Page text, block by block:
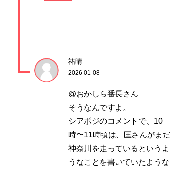
祐晴
2026-01-08
@おかしら番長さん
そうなんですよ。
シアポジのコメントで、10
時〜11時頃は、匡さんがまだ
神奈川を走っているというよ
うなことを書いていたような